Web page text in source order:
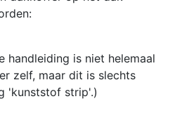
handleiding is niet helemaal
zelf, maar dit is slechts
'kunststof strip'.)